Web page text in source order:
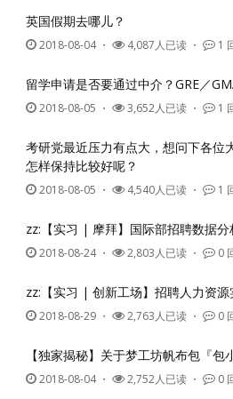
英国假期去哪儿？
2018-08-04・ 4,087人已读 ・ 1
留学申请是否要通过中介？GRE／
2018-08-05 ・ 3,652人已读 ・ 1
考研党最近压力有点大，想问下各位
怎样保持比较好呢？
2018-08-05 ・ 4,540人已读 ・ 1
zz:【实习 | 摩拜】国际部招聘数据分
2018-08-24・ 2,803人已读 ・ 0
zz:【实习 | 创新工场】招聘人力资源
2018-08-29 ・ 2,763人已读 ・ 0
【独家揭秘】关于梦工坊帆布包『包
2018-08-04・ 2,752人已读 ・ 0